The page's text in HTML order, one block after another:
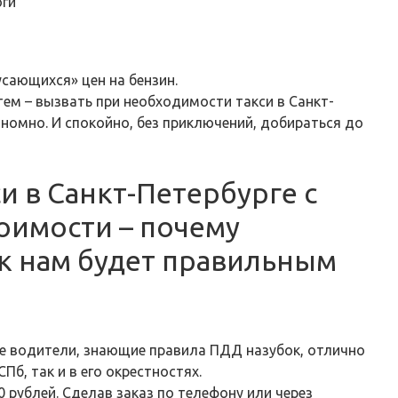
цен на бензин.
– вызвать при необходимости такси в Санкт-
И спокойно, без приключений, добираться до
в Санкт-Петербурге с
– почему
нам будет правильным
водители, знающие правила ПДД назубок, отлично
так и в его окрестностях.
Сделав заказ по телефону или через